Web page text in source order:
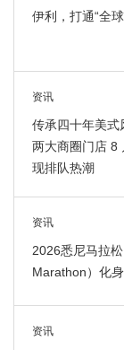
伊利，打通“全
资讯
传承四十年美式
两大商圈门店 8
现排队热潮
资讯
2026悉尼马拉
Marathon）化
资讯